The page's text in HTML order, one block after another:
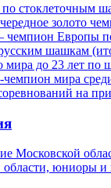
стоклеточным
золото
Европы
шашкам
мира до 23 лет по
мира
на
Московской
области, юниоры